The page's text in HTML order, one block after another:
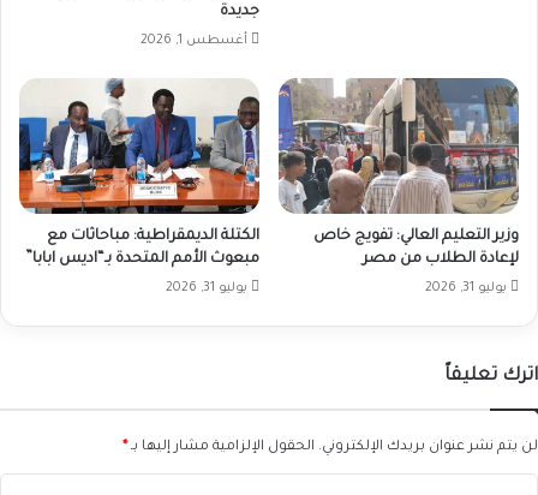
جديدة
أغسطس 1, 2026
وزير التعليم العالي: تفويج خاص
لإعادة الطلاب من مصر
يوليو 31, 2026
الكتلة الديمقراطية: مباحاثات مع
مبعوث الأمم المتحدة بـ“اديس ابابا”
يوليو 31, 2026
اترك تعليقاً
لن يتم نشر عنوان بريدك الإلكتروني. الحقول الإلزامية مشار إليها بـ *